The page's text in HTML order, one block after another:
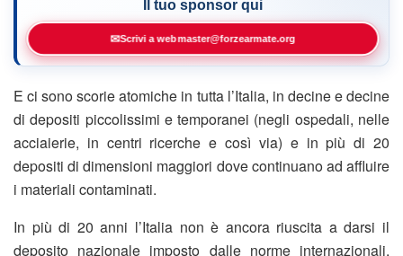
Il tuo sponsor qui
✉Scrivi a webmaster@forzearmate.org
E ci sono scorie atomiche in tutta l’Italia, in decine e decine
di depositi piccolissimi e temporanei (negli ospedali, nelle
acciaierie, in centri ricerche e così via) e in più di 20
depositi di dimensioni maggiori dove continuano ad affluire
i materiali contaminati.
In più di 20 anni l’Italia non è ancora riuscita a darsi il
deposito nazionale imposto dalle norme internazionali,